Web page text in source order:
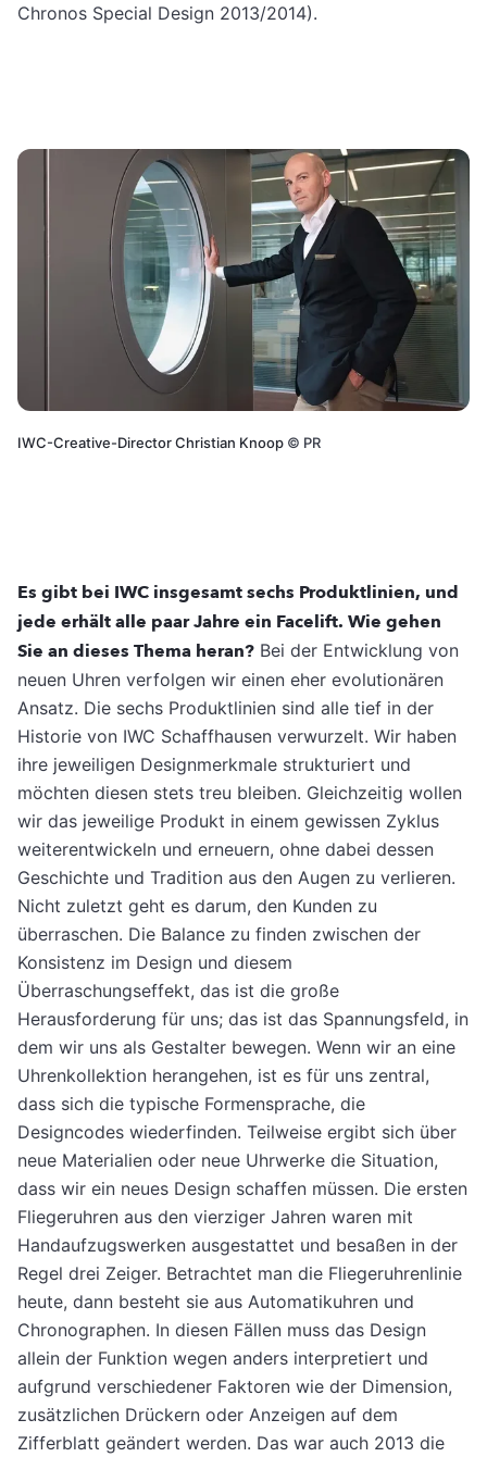
Chronos Special Design 2013/2014).
IWC-Creative-Director Christian Knoop © PR
Es gibt bei IWC insgesamt sechs Produktlinien, und
jede erhält alle paar Jahre ein Facelift. Wie gehen
Sie an dieses Thema heran? Bei der Entwicklung von
neuen Uhren verfolgen wir einen eher evolutionären
Ansatz. Die sechs Produktlinien sind alle tief in der
Historie von IWC Schaffhausen verwurzelt. Wir haben
ihre jeweiligen Designmerkmale strukturiert und
möchten diesen stets treu bleiben. Gleichzeitig wollen
wir das jeweilige Produkt in einem gewissen Zyklus
weiterentwickeln und erneuern, ohne dabei dessen
Geschichte und Tradition aus den Augen zu verlieren.
Nicht zuletzt geht es darum, den Kunden zu
überraschen. Die Balance zu finden zwischen der
Konsistenz im Design und diesem
Überraschungseffekt, das ist die große
Herausforderung für uns; das ist das Spannungsfeld, in
dem wir uns als Gestalter bewegen. Wenn wir an eine
Uhrenkollektion herangehen, ist es für uns zentral,
dass sich die typische Formensprache, die
Designcodes wiederfinden. Teilweise ergibt sich über
neue Materialien oder neue Uhrwerke die Situation,
dass wir ein neues Design schaffen müssen. Die ersten
Fliegeruhren aus den vierziger Jahren waren mit
Handaufzugswerken ausgestattet und besaßen in der
Regel drei Zeiger. Betrachtet man die Fliegeruhrenlinie
heute, dann besteht sie aus Automatikuhren und
Chronographen. In diesen Fällen muss das Design
allein der Funktion wegen anders interpretiert und
aufgrund verschiedener Faktoren wie der Dimension,
zusätzlichen Drückern oder Anzeigen auf dem
Zifferblatt geändert werden. Das war auch 2013 die